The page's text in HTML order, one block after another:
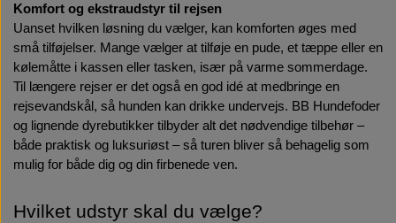
Komfort og ekstraudstyr til rejsen
Uanset hvilken løsning du vælger, kan komforten øges med
små tilføjelser. Mange vælger at tilføje en pude, et tæppe eller en
kølemåtte i kassen eller tasken, især på varme sommerdage.
Til længere rejser er det også en god idé at medbringe en
rejsevandskål, så hunden kan drikke undervejs. BB Hundefoder
og lignende dyrebutikker tilbyder alt det nødvendige tilbehør –
både praktisk og luksuriøst – så turen bliver så behagelig som
mulig for både dig og din firbenede ven.
Hvilket udstyr skal du vælge?